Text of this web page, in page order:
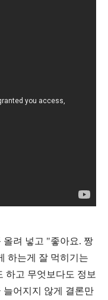
올려 넣고 "좋아요. 짱
하는게 잘 먹히기는
하고 무엇보다도 정보
늘어지지 않게 결론만